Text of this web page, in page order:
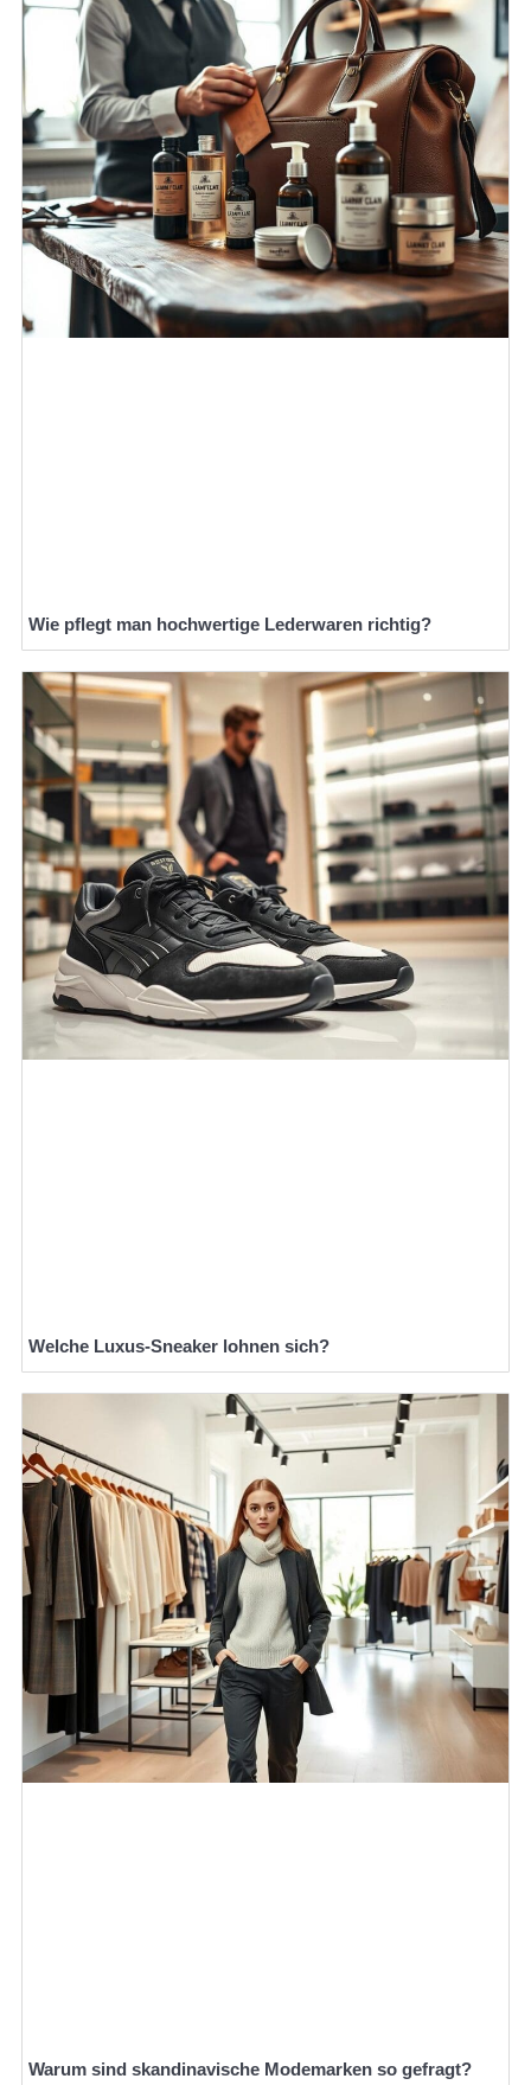
Wie pflegt man hochwertige Lederwaren richtig?
Welche Luxus-Sneaker lohnen sich?
Warum sind skandinavische Modemarken so gefragt?